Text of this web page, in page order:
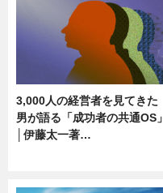
3,000人の経営者を見てきた
男が語る「成功者の共通OS」
│伊藤太一著…